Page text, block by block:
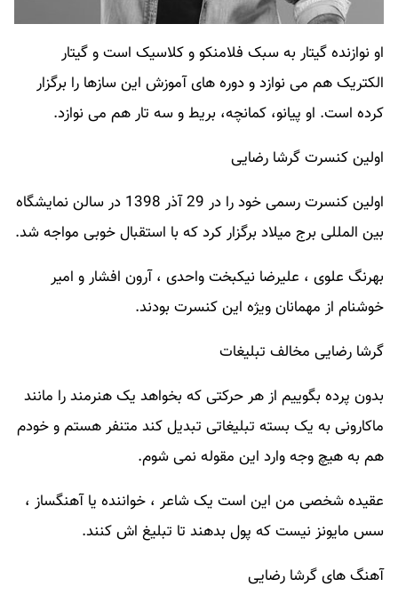
او نوازنده گیتار به سبک فلامنکو و کلاسیک است و گیتار
الکتریک هم می نوازد و دوره های آموزش این سازها را برگزار
کرده است. او پیانو، کمانچه، بریط و سه تار هم می نوازد.
اولین کنسرت گرشا رضایی
اولین کنسرت رسمی خود را در 29 آذر 1398 در سالن نمایشگاه
بین المللی برج میلاد برگزار کرد که با استقبال خوبی مواجه شد.
بهرنگ علوی ، علیرضا نیکبخت واحدی ، آرون افشار و امیر
خوشنام از مهمانان ویژه این کنسرت بودند.
گرشا رضایی مخالف تبلیغات
بدون پرده بگوییم از هر حرکتی که بخواهد یک هنرمند را مانند
ماکارونی به یک بسته تبلیغاتی تبدیل کند متنفر هستم و خودم
هم به هیچ وجه وارد این مقوله نمی شوم.
عقیده شخصی من این است یک شاعر ، خواننده یا آهنگساز ،
سس مایونز نیست که پول بدهند تا تبلیغ اش کنند.
آهنگ های گرشا رضایی